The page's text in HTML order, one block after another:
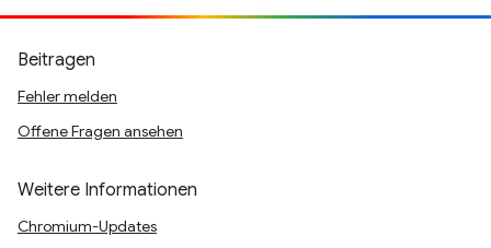
Beitragen
Fehler melden
Offene Fragen ansehen
Weitere Informationen
Chromium-Updates